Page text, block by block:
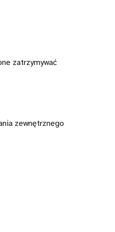
zatrzymywać
zewnętrznego